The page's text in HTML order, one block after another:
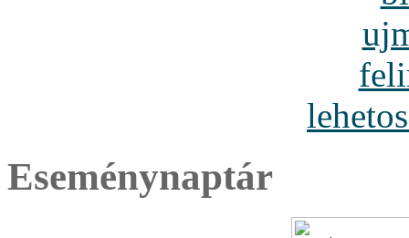
Eseménynaptár